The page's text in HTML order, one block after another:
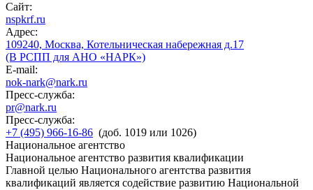
Сайт:
nspkrf.ru
Адрес:
109240, Москва, Котельническая набережная д.17
(В РСПП для АНО «НАРК»)
E-mail:
nok-nark@nark.ru
Пресс-служба:
pr@nark.ru
Пресс-служба:
+7 (495) 966-16-86 (доб. 1019 или 1026)
Национальное агентство
Национальное агентство развития квалификации
Главной целью Национального агентства развития
квалификаций является содействие развитию Национальной